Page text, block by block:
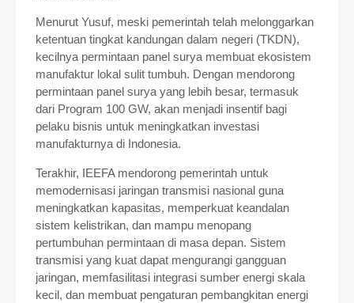
Menurut Yusuf, meski pemerintah telah melonggarkan
ketentuan tingkat kandungan dalam negeri (TKDN),
kecilnya permintaan panel surya membuat ekosistem
manufaktur lokal sulit tumbuh. Dengan mendorong
permintaan panel surya yang lebih besar, termasuk
dari Program 100 GW, akan menjadi insentif bagi
pelaku bisnis untuk meningkatkan investasi
manufakturnya di Indonesia.
Terakhir, IEEFA mendorong pemerintah untuk
memodernisasi jaringan transmisi nasional guna
meningkatkan kapasitas, memperkuat keandalan
sistem kelistrikan, dan mampu menopang
pertumbuhan permintaan di masa depan. Sistem
transmisi yang kuat dapat mengurangi gangguan
jaringan, memfasilitasi integrasi sumber energi skala
kecil, dan membuat pengaturan pembangkitan energi